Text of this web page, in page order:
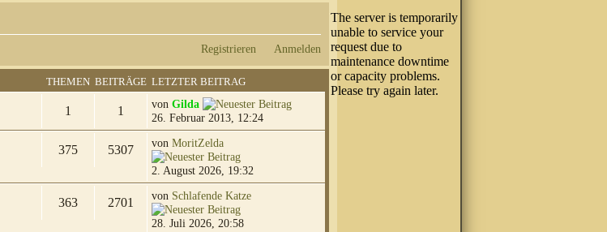
Registrieren Anmelden
THEMEN BEITRÄGE LETZTER BEITRAG
1 1 von Gilda
26. Februar 2013, 12:24
375 5307 von MoritZelda
2. August 2026, 19:32
363 2701 von Schlafende Katze
28. Juli 2026, 20:58